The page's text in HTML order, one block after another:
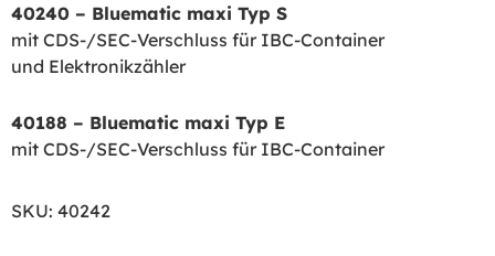
40240 – Bluematic maxi Typ S
mit CDS-/SEC-Verschluss für IBC-Container
und Elektronikzähler
40188 – Bluematic maxi Typ E
mit CDS-/SEC-Verschluss für IBC-Container
SKU: 40242